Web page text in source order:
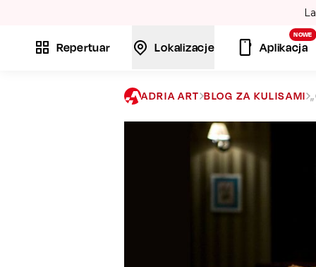
Repertuar Lokalizacje
NOWE
Aplikacja
ADRIA ART BLOG ZA KULISAMI